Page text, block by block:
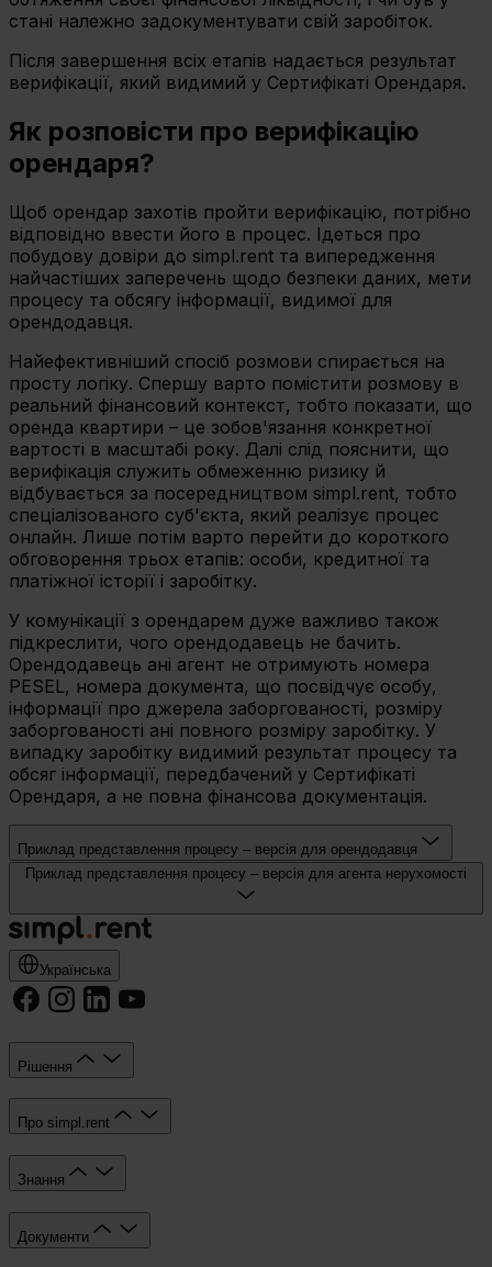
celu
wybierz czarny przycisk znajdujący się w lewym dolnym
rogu na każdej z naszych podstron.
стані належно задокументувати свій заробіток.
Після завершення всіх етапів надається результат
верифікації, який видимий у Сертифікаті Орендаря.
Як розповісти про верифікацію
орендаря?
Щоб орендар захотів пройти верифікацію, потрібно
відповідно ввести його в процес. Ідеться про
побудову довіри до simpl.rent та випередження
найчастіших заперечень щодо безпеки даних, мети
процесу та обсягу інформації, видимої для
орендодавця.
Найефективніший спосіб розмови спирається на
просту логіку. Спершу варто помістити розмову в
реальний фінансовий контекст, тобто показати, що
оренда квартири – це зобов'язання конкретної
вартості в масштабі року. Далі слід пояснити, що
верифікація служить обмеженню ризику й
відбувається за посередництвом simpl.rent, тобто
спеціалізованого суб'єкта, який реалізує процес
онлайн. Лише потім варто перейти до короткого
обговорення трьох етапів: особи, кредитної та
платіжної історії і заробітку.
У комунікації з орендарем дуже важливо також
підкреслити, чого орендодавець не бачить.
Орендодавець ані агент не отримують номера
PESEL, номера документа, що посвідчує особу,
інформації про джерела заборгованості, розміру
заборгованості ані повного розміру заробітку. У
випадку заробітку видимий результат процесу та
обсяг інформації, передбачений у Сертифікаті
Орендаря, а не повна фінансова документація.
Приклад представлення процесу – версія для орендодавця
Приклад представлення процесу – версія для агента нерухомості
Українська
Рішення
Про simpl.rent
Знання
Документи